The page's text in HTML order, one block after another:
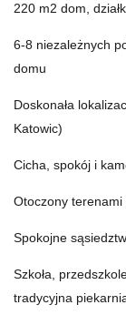
220 m2 dom,
6-8 niezależnych
domu
Doskonała
Katowic)
Cicha, spokój i
Otoczony terenami
Spokojne
Szkoła,
tradycyjna